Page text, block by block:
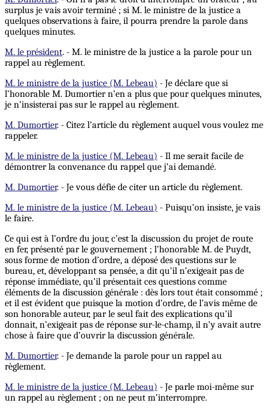
surplus je vais avoir terminé ; si M. le ministre de la justice a
quelques observations à faire, il pourra prendre la parole dans
quelques minutes.
M. le président. - M. le ministre de la justice a la parole pour un
rappel au règlement.
M. le ministre de la justice (M. Lebeau) - Je déclare que si
l’honorable M. Dumortier n’en a plus que pour quelques minutes,
je n’insisterai pas sur le rappel au règlement.
M. Dumortier. - Citez l’article du règlement auquel vous voulez me
rappeler.
M. le ministre de la justice (M. Lebeau) - Il me serait facile de
démontrer la convenance du rappel que j’ai demandé.
M. Dumortier. - Je vous défie de citer un article du règlement.
M. le ministre de la justice (M. Lebeau) - Puisqu’on insiste, je vais
le faire.
Ce qui est à l’ordre du jour, c’est la discussion du projet de route
en fer, présenté par le gouvernement ; l’honorable M. de Puydt,
sous forme de motion d’ordre, a déposé des questions sur le
bureau, et, développant sa pensée, a dit qu’il n’exigeait pas de
réponse immédiate, qu’il présentait ces questions comme
éléments de la discussion générale : dès lors tout était consommé ;
et il est évident que puisque la motion d’ordre, de l’avis même de
son honorable auteur, par le seul fait des explications qu’il
donnait, n’exigeait pas de réponse sur-le-champ, il n’y avait autre
chose à faire que d’ouvrir la discussion générale.
M. Dumortier. - Je demande la parole pour un rappel au
règlement.
M. le ministre de la justice (M. Lebeau) - Je parle moi-même sur
un rappel au règlement ; on ne peut m’interrompre.